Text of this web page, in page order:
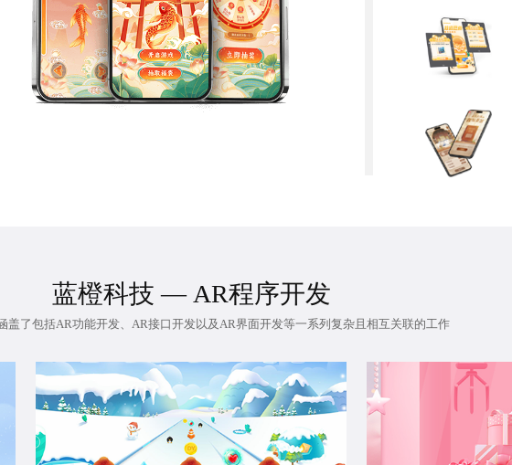
蓝橙科技 — AR程序开发
盖了包括AR功能开发、AR接口开发以及AR界面开发等一系列复杂且相互关联的工作